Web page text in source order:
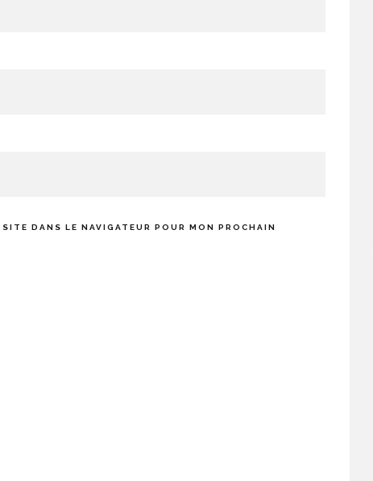
DANS LE NAVIGATEUR POUR MON PROCHAIN